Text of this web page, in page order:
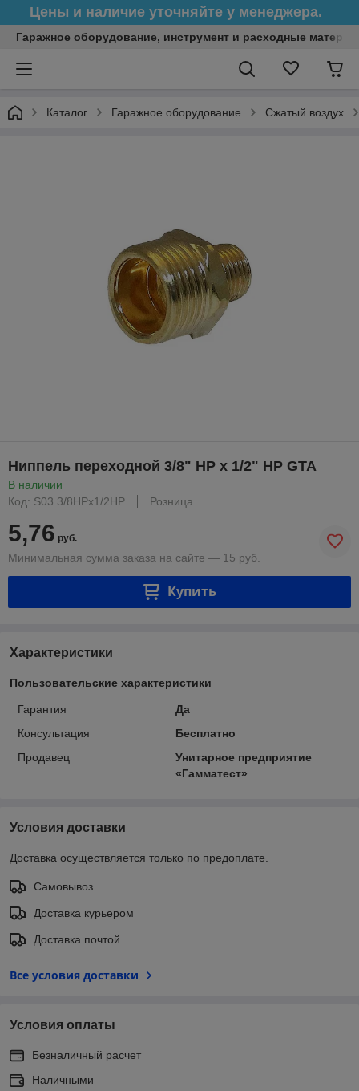
Цены и наличие уточняйте у менеджера.
Гаражное оборудование, инструмент и расходные
Каталог Гаражное оборудование Сжатый воздух
Ниппель переходной 3/8" НР х 1/2" НР GTA
В наличии
Код: S03 3/8НРх1/2НР
Розница
5,76 руб.
Минимальная сумма заказа на сайте — 15 руб.
Купить
Характеристики
Пользовательские характеристики
Гарантия
Да
Консультация
Бесплатно
Продавец
Унитарное предприятие
«Гамматест»
Условия доставки
Доставка осуществляется только по предоплате.
Самовывоз
Доставка курьером
Доставка почтой
Все условия доставки
Условия оплаты
Безналичный расчет
Наличными